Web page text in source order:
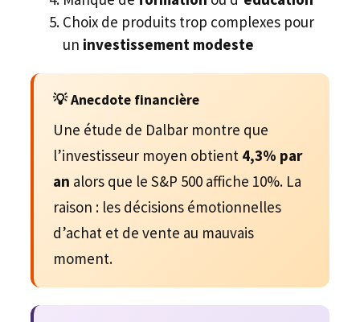
Choix de produits trop complexes pour
un investissement modeste
💡 Anecdote financière
Une étude de Dalbar montre que
l’investisseur moyen obtient 4,3% par
an alors que le S&P 500 affiche 10%. La
raison : les décisions émotionnelles
d’achat et de vente au mauvais
moment.